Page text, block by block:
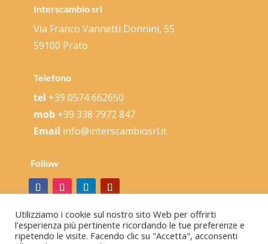
Interscambio srl
Via Franco Vannetti Donnini, 55
59100 Prato
Telefono
tel +39 0574 662650
mob +39 338 7972 847
Email info@interscambiosrl.it
Follow
Utilizziamo i cookie sul nostro sito Web per offrirti
l'esperienza più pertinente ricordando le tue preferenze e
ripetendo le visite. Facendo clic su "Accetta", acconsenti